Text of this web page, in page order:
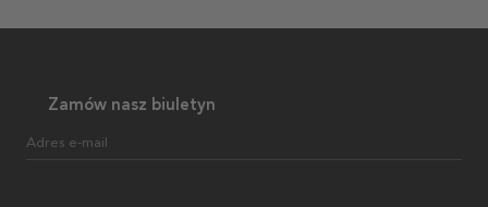
Zamów nasz biuletyn
Adres e-mail